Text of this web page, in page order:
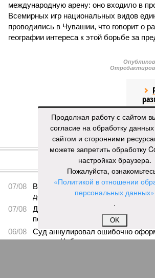
международную арену: оно входило в
Всемирных игр национальных видов
проводились в Чувашии, что говорит о
географии интереса к этой борьбе за
КОММЕНТАРИИ 0
ПОСЛЕДНИЕ НОВОСТИ
07/08
В Чебоксарах в ближайшие годы
достраивать спуск к заливу
07/08
Два предприятия выплатили
после вмешательства прокуратуры
06/08
Суд аннулировал ошибочно
жителя Чебоксар
Продолжая работу с сайтом
согласие на обработку
сайтом и сторонними
можете запретить обработку
настройках браузера.
Пожалуйста,
«Политикой в отношении
персональных данных»
.
OK